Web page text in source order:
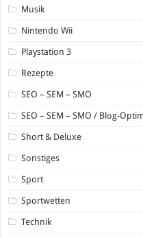
Musik
Nintendo Wii
Playstation 3
Rezepte
SEO – SEM – SMO
SEO – SEM – SMO / Blog-
Short & Deluxe
Sonstiges
Sport
Sportwetten
Technik